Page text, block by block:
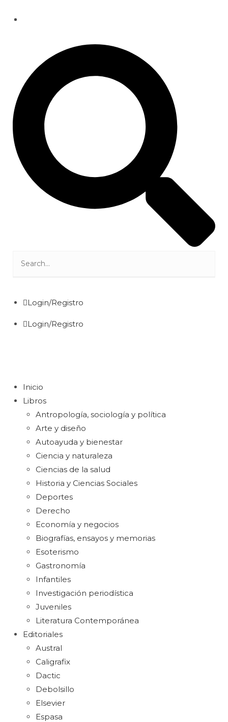
Login/Registro
Login/Registro
Inicio
Libros
Antropología, sociología y política
Arte y diseño
Autoayuda y bienestar
Ciencia y naturaleza
Ciencias de la salud
Historia y Ciencias Sociales
Deportes
Derecho
Economía y negocios
Biografías, ensayos y memorias
Esoterismo
Gastronomía
Infantiles
Investigación periodística
Juveniles
Literatura Contemporánea
Editoriales
Austral
Caligrafix
Dactic
Debolsillo
Elsevier
Espasa